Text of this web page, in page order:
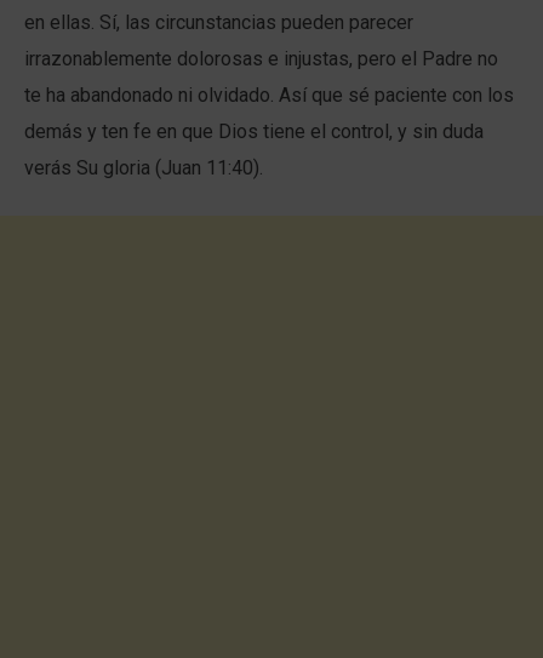
en ellas. Sí, las circunstancias pueden parecer
irrazonablemente dolorosas e injustas, pero el Padre no
te ha abandonado ni olvidado. Así que sé paciente con los
demás y ten fe en que Dios tiene el control, y sin duda
verás Su gloria (Juan 11:40).